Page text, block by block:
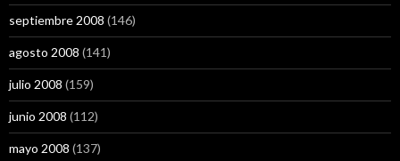
septiembre 2008 (146)
agosto 2008 (141)
julio 2008 (159)
junio 2008 (112)
mayo 2008 (137)